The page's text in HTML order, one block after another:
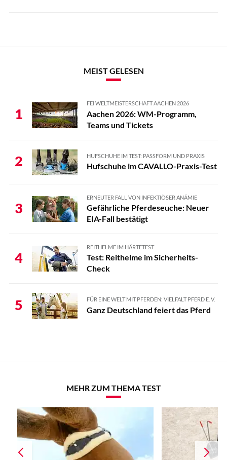
MEIST GELESEN
1
FEI WELTMEISTERSCHAFT AACHEN 2026
Aachen 2026: WM-Programm,
Teams und Tickets
2 HUFSCHUHE IM TEST: PASSFORM UND PRAXIS
Hufschuhe im CAVALLO-Praxis-Test
3
ERNEUTER FALL VON INFEKTIÖSER ANÄMIE
Gefährliche Pferdeseuche: Neuer
EIA-Fall bestätigt
4
REITHELME IM HÄRTETEST
Test: Reithelme im Sicherheits-
Check
5 FÜR EINE WELT MIT PFERDEN: VIELFALT PFERD E. V.
Ganz Deutschland feiert das Pferd
MEHR ZUM THEMA TEST